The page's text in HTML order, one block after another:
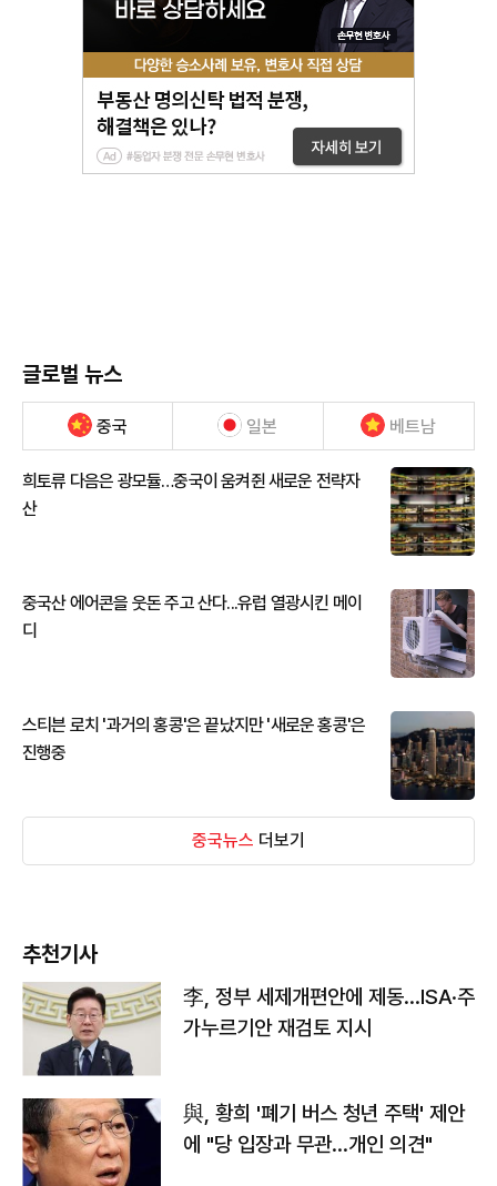
글로벌 뉴스
중국 일본 베트남
희토류 다음은 광모듈…중국이 움켜쥔 새로운 전략자
산
중국산 에어콘을 웃돈 주고 산다...유럽 열광시킨 메이
디
스티븐 로치 '과거의 홍콩'은 끝났지만 '새로운 홍콩'은
진행중
중국뉴스 더보기
추천기사
李, 정부 세제개편안에 제동…ISA·주
가누르기안 재검토 지시
與, 황희 '폐기 버스 청년 주택' 제안
에 "당 입장과 무관…개인 의견"